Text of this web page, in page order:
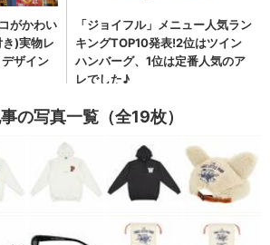
の写真一覧（全19枚）